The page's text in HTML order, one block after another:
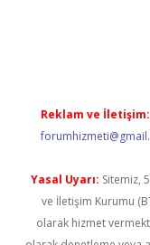
Reklam ve İletişim:
Yasal Uyarı: Sitemiz,
ve İletişim Kurumu
olarak hizmet